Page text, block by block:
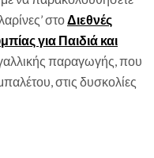
στοΔιεθνές
για Παιδιά και
γαλλικής παραγωγής, που
στις δυσκολίες